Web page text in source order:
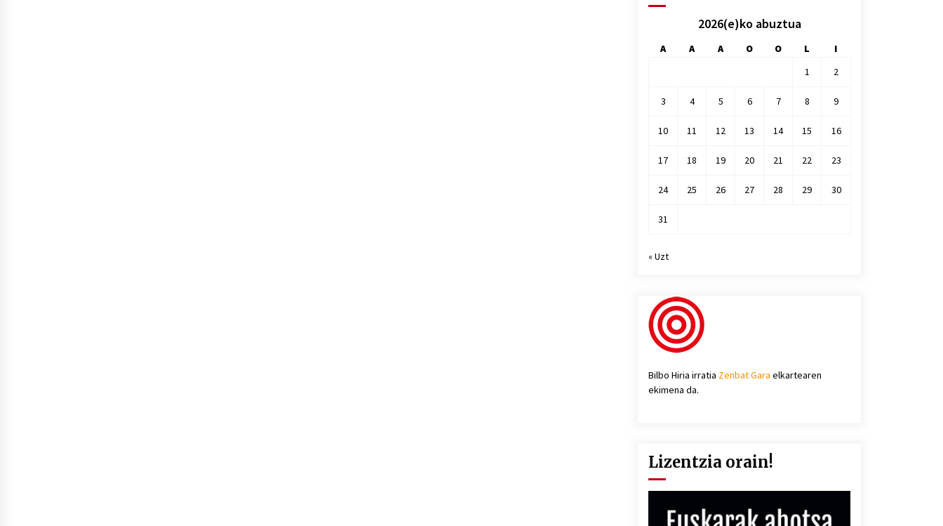
2026(e)ko abuztua
A A A O O L
I
1
2
3 4 5 6 7 8 9
10 11 12 13 14 15 16
17 18 19 20 21 22 23
24 25 26 27 28 29 30
31
« Uzt
Bilbo Hiria irratia Zenbat Gara elkartearen
ekimena da.
Lizentzia orain!